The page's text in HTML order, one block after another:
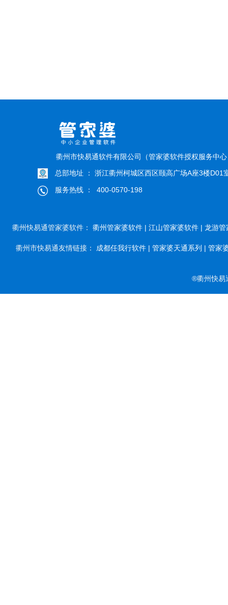
衢州市快易通软件有限公司（管家婆软件授权服务中
总部地址 ： 浙江衢州柯城区西区颐高广场A座3楼D01
服务热线 ： 400-0570-198
衢州快易通管家婆软件： 衢州管家婆软件 | 江山管家婆软件 | 龙游管
衢州市快易通友情链接： 成都任我行软件 | 管家婆天通系列 | 管家
®衢州快易